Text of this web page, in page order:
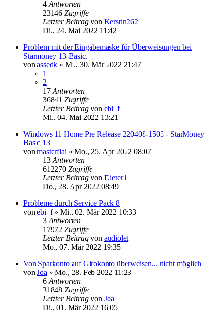
4 Antworten
23146 Zugriffe
Letzter Beitrag von Kerstin262
Di., 24. Mai 2022 11:42
Problem mit der Eingabemaske für Überweisungen bei
Starmoney 13-Basic.
von assedk » Mi., 30. Mär 2022 21:47
1
2
17 Antworten
36841 Zugriffe
Letzter Beitrag von ebi_f
Mi., 04. Mai 2022 13:21
Windows 11 Home Pre Release 220408-1503 - StarMoney
Basic 13
von masterflai » Mo., 25. Apr 2022 08:07
13 Antworten
612270 Zugriffe
Letzter Beitrag von Dieter1
Do., 28. Apr 2022 08:49
Probleme durch Service Pack 8
von ebi_f» Mi., 02. Mär 2022 10:33
3 Antworten
17972 Zugriffe
Letzter Beitrag von audiolet
Mo., 07. Mär 2022 19:35
Von Sparkonto auf Girokonto überweisen... nicht möglich
von Joa » Mo., 28. Feb 2022 11:23
6 Antworten
31848 Zugriffe
Letzter Beitrag von Joa
Di., 01. Mär 2022 16:05